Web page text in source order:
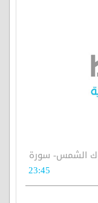
لدلوك الشمس- سورة
23:45